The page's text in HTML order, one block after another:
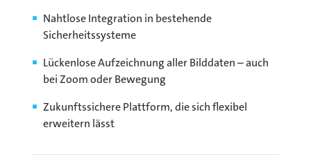
Nahtlose Integration in bestehende
Sicherheitssysteme
Lückenlose Aufzeichnung aller Bilddaten – auch
bei Zoom oder Bewegung
Zukunftssichere Plattform, die sich flexibel
erweitern lässt